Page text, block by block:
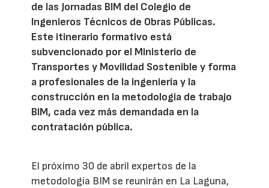
de las Jornadas BIM del Colegio de
Ingenieros Técnicos de Obras Públicas.
Este itinerario formativo está
subvencionado por el Ministerio de
Transportes y Movilidad Sostenible y forma
a profesionales de la ingeniería y la
construcción en la metodología de trabajo
BIM, cada vez más demandada en la
contratación pública.
El próximo 30 de abril expertos de la
metodología BIM se reunirán en La Laguna,